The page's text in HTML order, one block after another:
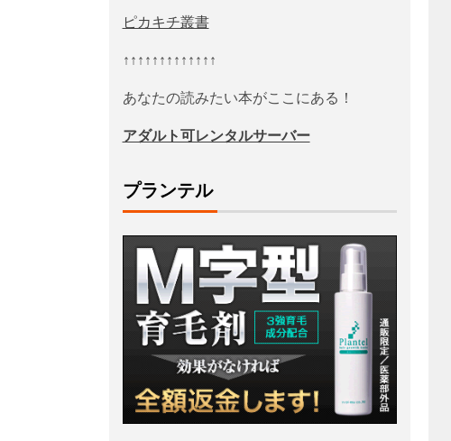
ピカキチ叢書
↑↑↑↑↑↑↑↑↑↑↑↑↑
あなたの読みたい本がここにある！
アダルト可レンタルサーバー
プランテル